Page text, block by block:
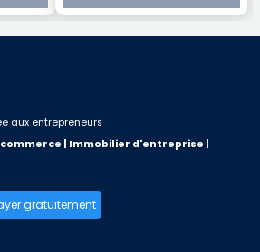
aux entrepreneurs
| Immobilier d'entreprise |
gratuitement